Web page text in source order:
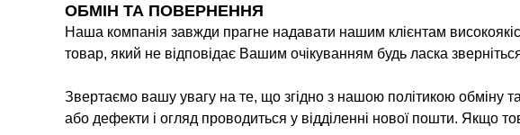
ОБМІН ТА ПОВЕРНЕННЯ
Наша компанія завжди прагне надавати нашим клієнтам
товар, який не відповідає Вашим очікуванням будь ласка
Звертаємо вашу увагу на те, що згідно з нашою політикою
або дефекти і огляд проводиться у відділенні нової пошти. Якщо